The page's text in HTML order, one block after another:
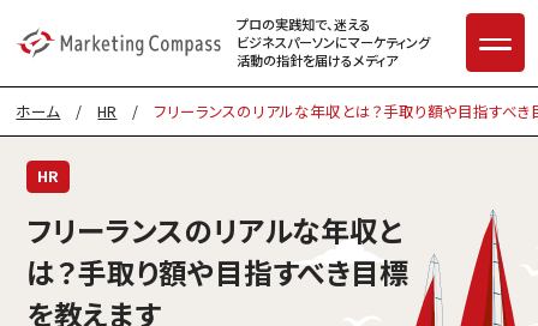
プロの実践知で、迷える
ビジネスパーソンにマーケティング
活動の指針を届けるメディア
ホーム /HR /フリーランスのリアルな年収とは？手取り額や目指すべ
HR
フリーランスのリアルな年収と
は？手取り額や目指すべき目標
を教えます